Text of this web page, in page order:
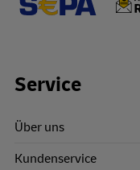
Footer Links
Service
Über uns
Kundenservice